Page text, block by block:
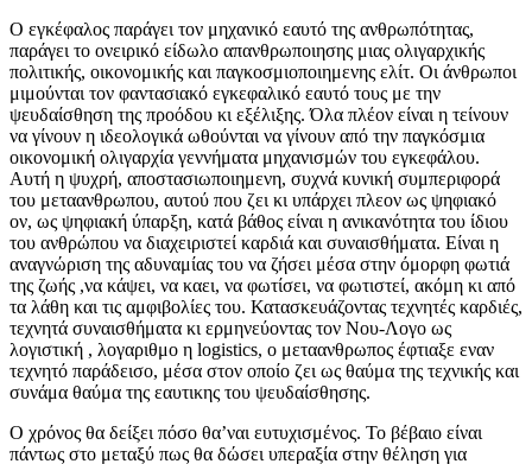
Ο εγκέφαλος παράγει τον μηχανικό εαυτό της ανθρωπότητας,
παράγει το ονειρικό είδωλο απανθρωποιησης μιας ολιγαρχικής
πολιτικής, οικονομικής και παγκοσμιοποιημενης ελίτ. Οι άνθρωποι
μιμούνται τον φαντασιακό εγκεφαλικό εαυτό τους με την
ψευδαίσθηση της προόδου κι εξέλιξης. Όλα πλέον είναι η τείνουν
να γίνουν η ιδεολογικά ωθούνται να γίνουν από την παγκόσμια
οικονομική ολιγαρχία γεννήματα μηχανισμών του εγκεφάλου.
Αυτή η ψυχρή, αποστασιωποιημενη, συχνά κυνική συμπεριφορά
του μεταανθρωπου, αυτού που ζει κι υπάρχει πλεον ως ψηφιακό
ον, ως ψηφιακή ύπαρξη, κατά βάθος είναι η ανικανότητα του ίδιου
του ανθρώπου να διαχειριστεί καρδιά και συναισθήματα. Είναι η
αναγνώριση της αδυναμίας του να ζήσει μέσα στην όμορφη φωτιά
της ζωής ,να κάψει, να καει, να φωτίσει, να φωτιστεί, ακόμη κι από
τα λάθη και τις αμφιβολίες του. Κατασκευάζοντας τεχνητές καρδιές,
τεχνητά συναισθήματα κι ερμηνεύοντας τον Νου-Λογο ως
λογιστική , λογαριθμο η logistics, ο μεταανθρωπος έφτιαξε εναν
τεχνητό παράδεισο, μέσα στον οποίο ζει ως θαύμα της τεχνικής και
συνάμα θαύμα της εαυτικης του ψευδαίσθησης.
Ο χρόνος θα δείξει πόσο θα’ναι ευτυχισμένος. Το βέβαιο είναι
πάντως στο μεταξύ πως θα δώσει υπεραξία στην θέληση για